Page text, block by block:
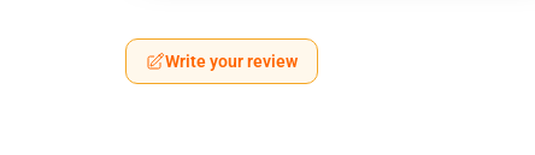
Write your review